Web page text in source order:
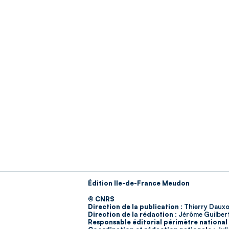
Édition Ile-de-France Meudon
© CNRS
Direction de la publication : Thierry
Direction de la rédaction : Jérôme
Responsable éditorial périmètre national